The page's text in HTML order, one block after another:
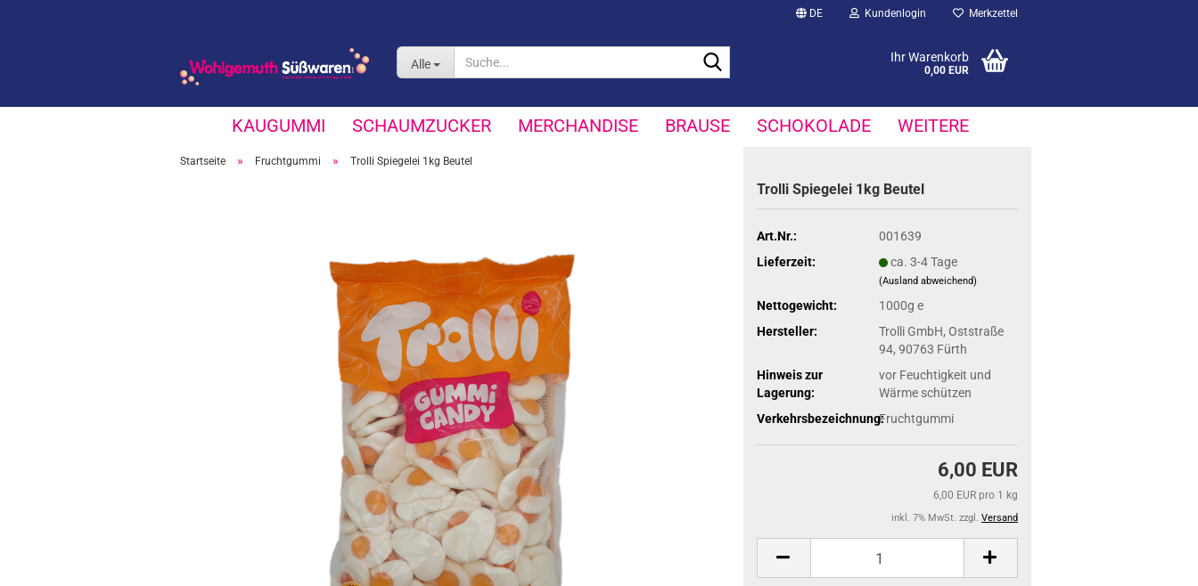
DE Kundenlogin Merkzettel
Alle Ihr Warenkorb
0,00 EUR
KAUGUMMI SCHAUMZUCKER MERCHANDISE BRAUSE SCHOKOLADE WEITERE
Startseite » Fruchtgummi » Trolli Spiegelei 1kg Beutel
Trol­li Spie­gelei 1kg Beu­tel
Art.Nr.:
001639
Lieferzeit:
ca. 3-4 Tage
(Ausland abweichend)
Nettogewicht:
1000g e
Hersteller:
Trolli GmbH, Oststraße
94, 90763 Fürth
Hinweis zur
Lagerung:
vor Feuchtigkeit und
Wärme schützen
Verkehrsbezeichnung:Fruchtgummi
6,00 EUR
6,00 EUR pro 1 kg
inkl. 7% MwSt. zzgl. Versand